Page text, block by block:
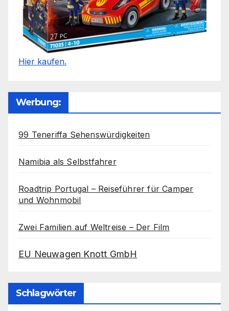
Hier kaufen.
Werbung:
99 Teneriffa Sehenswürdigkeiten
Namibia als Selbstfahrer
Roadtrip Portugal – Reiseführer für Camper
und Wohnmobil
Zwei Familien auf Weltreise – Der Film
EU Neuwagen Knott GmbH
Schlagwörter